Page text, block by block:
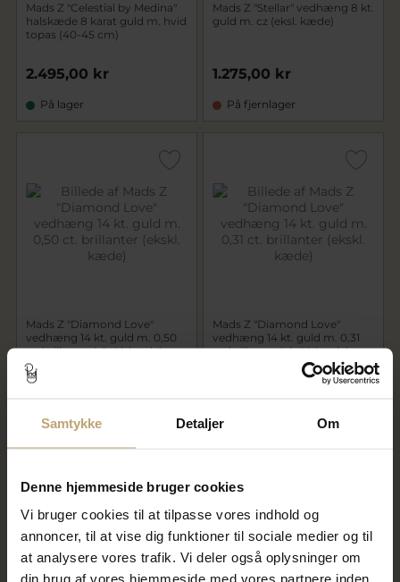
Samtykke Detaljer Om
Denne hjemmeside bruger cookies
Vi bruger cookies til at tilpasse vores indhold og
annoncer, til at vise dig funktioner til sociale medier og til
at analysere vores trafik. Vi deler også oplysninger om
din brug af vores hjemmeside med vores partnere inden
Mads Z "Celestial by Medina"
halskæde 8 karat guld m. hvid
topas (40-45 cm)
2.495,00 kr
På lager
Mads Z "Stellar" vedhæng 8 kt.
guld m. cz (eksl. kæde)
1.275,00 kr
På fjernlager
Mads Z "Diamond Love"
vedhæng 14 kt. guld m. 0,50
ct. brillanter (ekskl. kæde)
På fjernlager
Mads Z "Diamond Love"
vedhæng 14 kt. guld m. 0,31
ct. brillanter (ekskl. kæde)